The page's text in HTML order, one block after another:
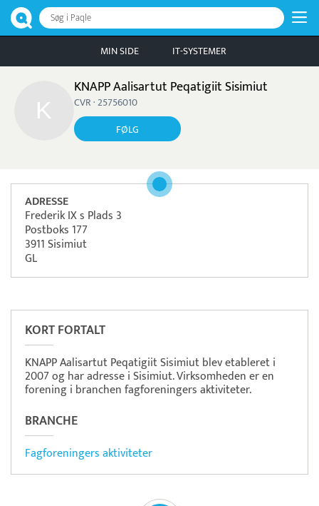
Søg i Paqle
MIN SIDE IT-SYSTEMER
KNAPP Aalisartut Peqatigiit Sisimiut
CVR · 25756010
FØLG
ADRESSE
Frederik IX s Plads 3
Postboks 177
3911 Sisimiut
GL
KORT FORTALT
KNAPP Aalisartut Peqatigiit Sisimiut blev etableret i
2007 og har adresse i Sisimiut. Virksomheden er en
forening i branchen fagforeningers aktiviteter.
BRANCHE
Fagforeningers aktiviteter